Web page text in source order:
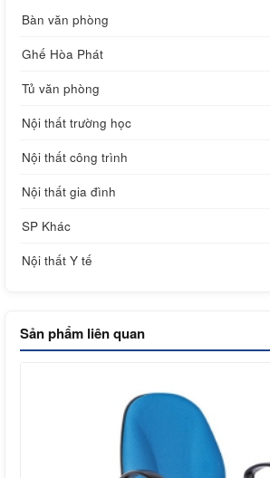
Bàn văn phòng
Ghế Hòa Phát
Tủ văn phòng
Nội thất trường học
Nội thất công trình
Nội thất gia đình
SP Khác
Nội thất Y tế
Sản phẩm liên quan